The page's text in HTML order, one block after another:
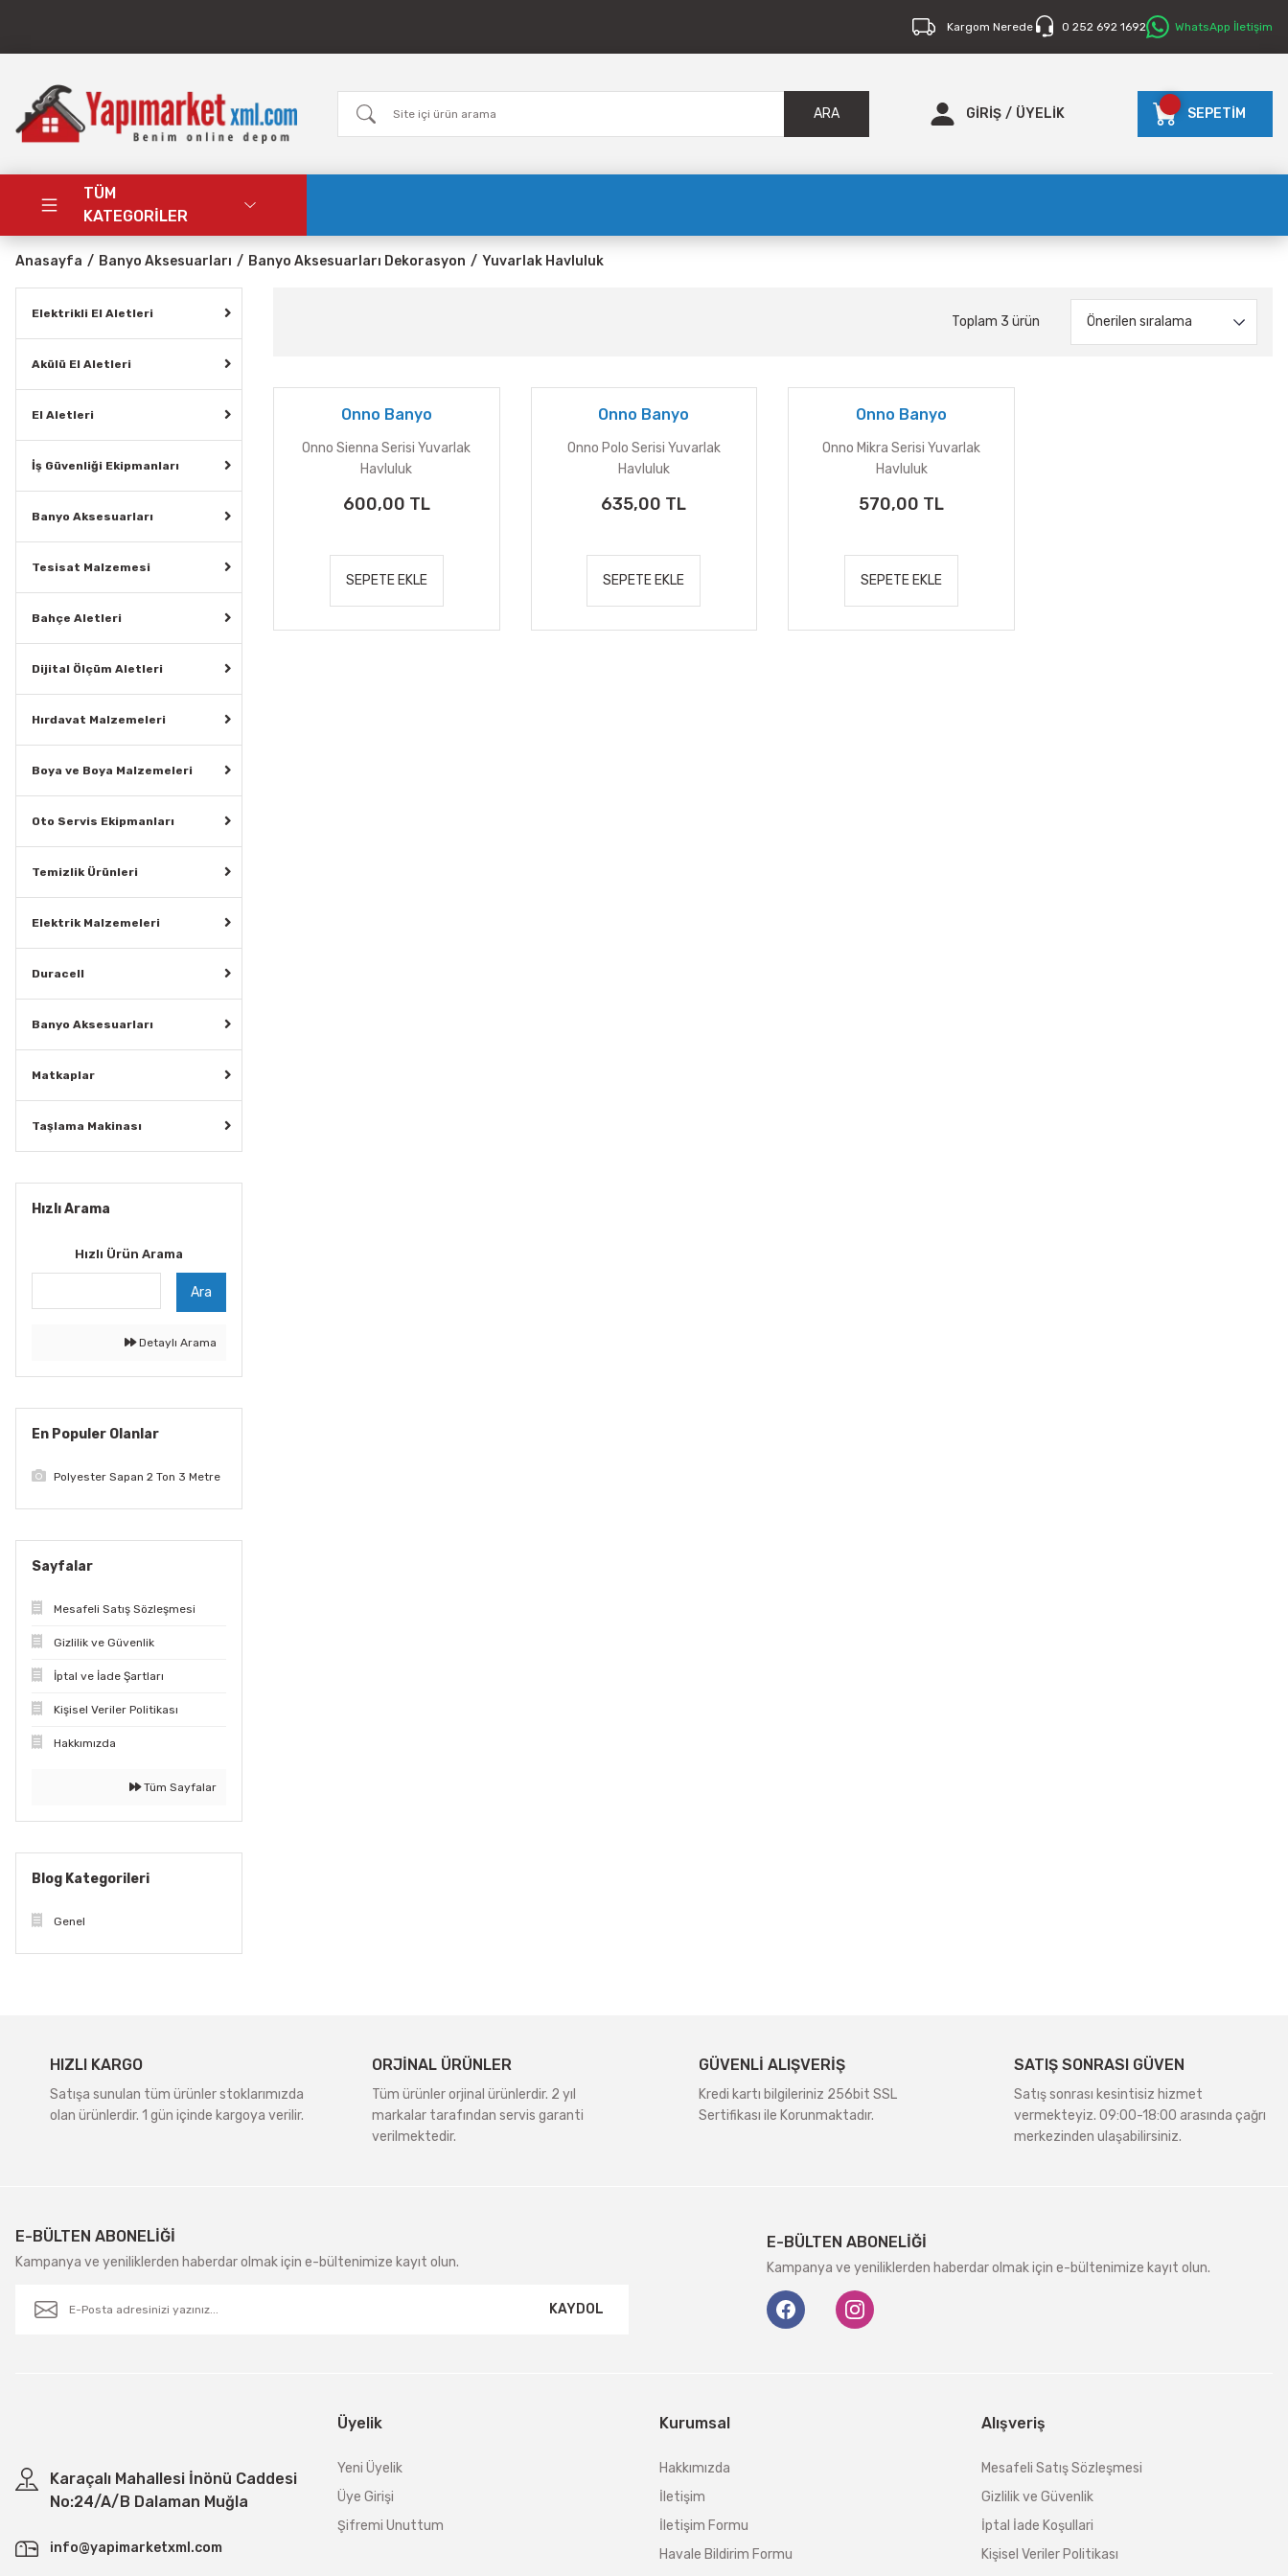
Kargom Nerede 0 252 692 1692 WhatsApp İletişim
ARA GİRİŞ / ÜYELİK SEPETİM
TÜM
KATEGORİLER
Anasayfa Banyo Aksesuarları Banyo Aksesuarları Dekorasyon Yuvarlak Havluluk
Elektrikli El Aletleri
Akülü El Aletleri
El Aletleri
İş Güvenliği Ekipmanları
Banyo Aksesuarları
Tesisat Malzemesi
Bahçe Aletleri
Dijital Ölçüm Aletleri
Hırdavat Malzemeleri
Boya ve Boya Malzemeleri
Oto Servis Ekipmanları
Temizlik Ürünleri
Elektrik Malzemeleri
Duracell
Banyo Aksesuarları
Matkaplar
Taşlama Makinası
Hızlı Arama
Hızlı Ürün Arama
Ara
Detaylı Arama
En Populer Olanlar
Polyester Sapan 2 Ton 3 Metre
Sayfalar
Mesafeli Satış Sözleşmesi
Gizlilik ve Güvenlik
İptal ve İade Şartları
Kişisel Veriler Politikası
Hakkımızda
Tüm Sayfalar
Blog Kategorileri
Genel
Toplam 3 ürün
Onno Banyo
Onno Sienna Serisi Yuvarlak
Havluluk
600,00 TL
SEPETE EKLE
Onno Banyo
Onno Polo Serisi Yuvarlak
Havluluk
635,00 TL
SEPETE EKLE
Onno Banyo
Onno Mikra Serisi Yuvarlak
Havluluk
570,00 TL
SEPETE EKLE
HIZLI KARGO
Satışa sunulan tüm ürünler stoklarımızda
olan ürünlerdir. 1 gün içinde kargoya verilir.
ORJİNAL ÜRÜNLER
Tüm ürünler orjinal ürünlerdir. 2 yıl
markalar tarafından servis garanti
verilmektedir.
GÜVENLİ ALIŞVERİŞ
Kredi kartı bilgileriniz 256bit SSL
Sertifikası ile Korunmaktadır.
SATIŞ SONRASI GÜVEN
Satış sonrası kesintisiz hizmet
vermekteyiz. 09:00-18:00 arasında çağrı
merkezinden ulaşabilirsiniz.
E-BÜLTEN ABONELİĞİ
Kampanya ve yeniliklerden haberdar olmak için e-bültenimize kayıt olun.
KAYDOL
E-BÜLTEN ABONELİĞİ
Kampanya ve yeniliklerden haberdar olmak için e-bültenimize kayıt olun.
Karaçalı Mahallesi İnönü Caddesi
No:24/A/B Dalaman Muğla
info@yapimarketxml.com
Üyelik
Yeni Üyelik
Üye Girişi
Şifremi Unuttum
Kurumsal
Hakkımızda
İletişim
İletişim Formu
Havale Bildirim Formu
Alışveriş
Mesafeli Satış Sözleşmesi
Gizlilik ve Güvenlik
İptal İade Koşullari
Kişisel Veriler Politikası